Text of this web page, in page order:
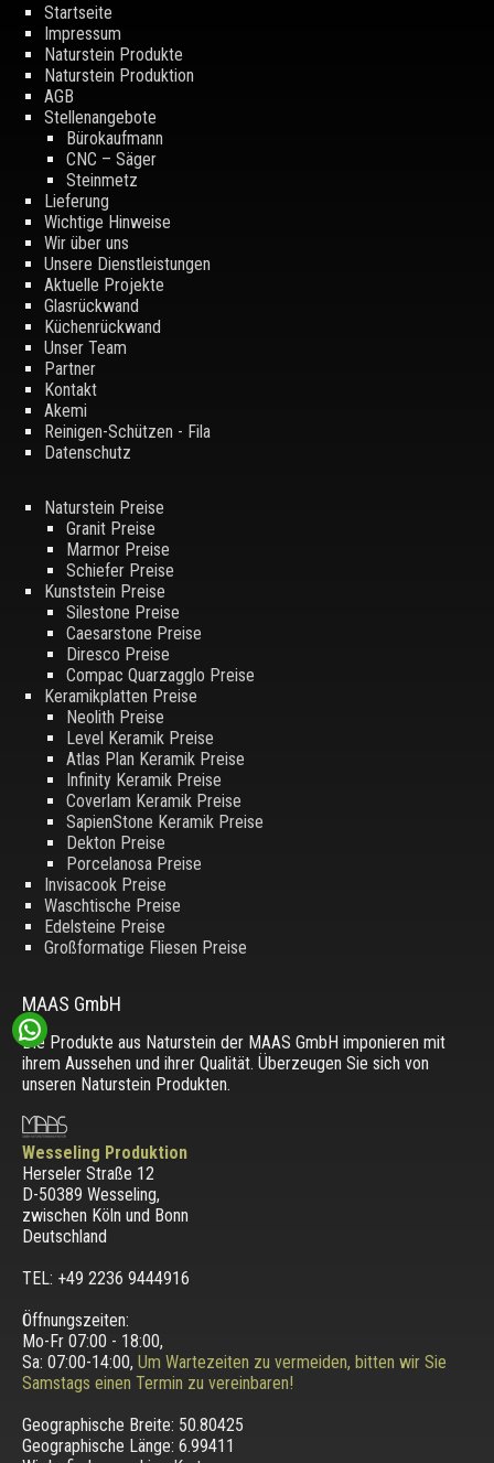
Startseite
Impressum
Naturstein Produkte
Naturstein Produktion
AGB
Stellenangebote
Bürokaufmann
CNC – Säger
Steinmetz
Lieferung
Wichtige Hinweise
Wir über uns
Unsere Dienstleistungen
Aktuelle Projekte
Glasrückwand
Küchenrückwand
Unser Team
Partner
Kontakt
Akemi
Reinigen-Schützen - Fila
Datenschutz
Naturstein Preise
Granit Preise
Marmor Preise
Schiefer Preise
Kunststein Preise
Silestone Preise
Caesarstone Preise
Diresco Preise
Compac Quarzagglo Preise
Keramikplatten Preise
Neolith Preise
Level Keramik Preise
Atlas Plan Keramik Preise
Infinity Keramik Preise
Coverlam Keramik Preise
SapienStone Keramik Preise
Dekton Preise
Porcelanosa Preise
Invisacook Preise
Waschtische Preise
Edelsteine Preise
Großformatige Fliesen Preise
MAAS GmbH
Die Produkte aus Naturstein der MAAS GmbH imponieren mit
ihrem Aussehen und ihrer Qualität. Überzeugen Sie sich von
unseren Naturstein Produkten.
Wesseling Produktion
Herseler Straße 12
D-50389 Wesseling,
zwischen Köln und Bonn
Deutschland
TEL: +49 2236 9444916
Öffnungszeiten:
Mo-Fr 07:00 - 18:00,
Sa: 07:00-14:00, Um Wartezeiten zu vermeiden, bitten wir Sie
Samstags einen Termin zu vereinbaren!
Geographische Breite: 50.80425
Geographische Länge: 6.99411